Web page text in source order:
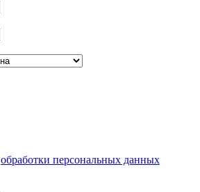
обработки персональных данных